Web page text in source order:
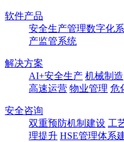
软件产品
安全生产管理数字化
产监管系统
解决方案
AI+安全生产 机械制造
高速运营 物业管理 危
安全咨询
双重预防机制建设 工
理提升 HSE管理体系